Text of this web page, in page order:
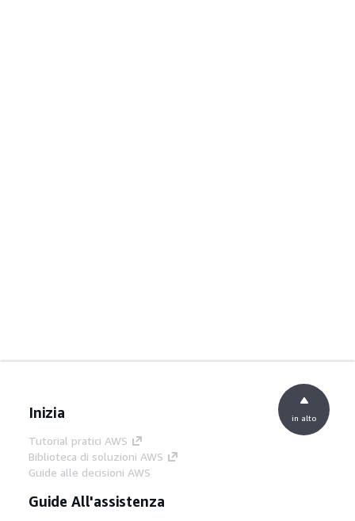
Inizia
Tutorial pratici AWS
Biblioteca di soluzioni AWS
Guide alle decisioni AWS
Guide All'assistenza
in alto